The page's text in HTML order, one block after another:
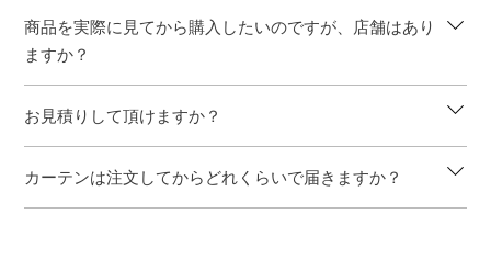
商品を実際に見てから購入したいのですが、店舗はあり
ますか？
お見積りして頂けますか？
カーテンは注文してからどれくらいで届きますか？